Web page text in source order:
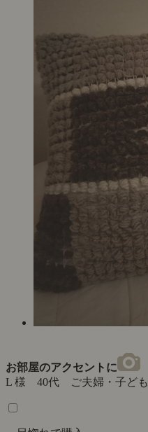
お部屋のアクセントに
L 様 40代 ご夫婦・子ども